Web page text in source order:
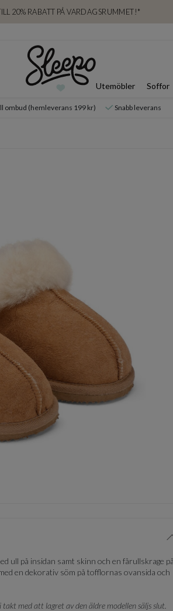
20% RABATT PÅ VARDAGSRUMMET!*
Utemöbler Soffor
ombud (hemleverans 199 kr) Snabb leverans
ull på insidan samt skinn och en fårullskrage på
en dekorativ söm på tofflornas ovansida och
med att lagret av den äldre modellen säljs slut.